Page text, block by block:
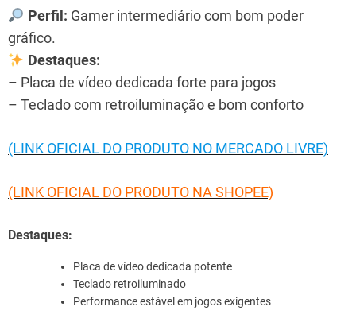
Perfil: Gamer intermediário com bom poder
gráfico.
Destaques:
– Placa de vídeo dedicada forte para jogos
– Teclado com retroiluminação e bom conforto
(LINK OFICIAL DO PRODUTO NO MERCADO LIVRE)
(LINK OFICIAL DO PRODUTO NA SHOPEE)
Destaques:
Placa de vídeo dedicada potente
Teclado retroiluminado
Performance estável em jogos exigentes